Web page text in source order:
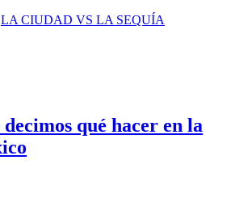
LA CIUDAD VS LA SEQUÍA